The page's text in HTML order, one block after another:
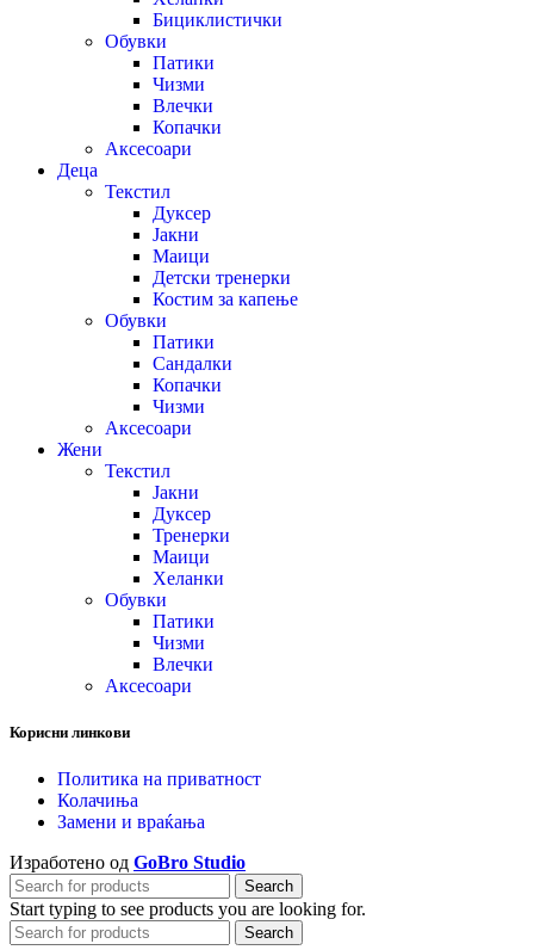
Бициклистички
Обувки
Патики
Чизми
Влечки
Копачки
Аксесоари
Деца
Текстил
Дуксер
Јакни
Маици
Детски тренерки
Костим за капење
Обувки
Патики
Сандалки
Копачки
Чизми
Аксесоари
Жени
Текстил
Јакни
Дуксер
Тренерки
Маици
Хеланки
Обувки
Патики
Чизми
Влечки
Аксесоари
Корисни линкови
Политика на приватност
Колачиња
Замени и враќања
Изработено од GoBro Studio
Search
Start typing to see products you are looking for.
Search